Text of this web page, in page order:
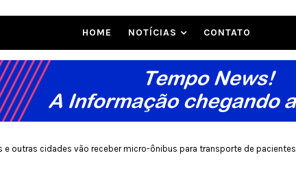
HOME NOTÍCIAS CONTATO
e outras cidades vão receber micro-ônibus para transporte de pacientes